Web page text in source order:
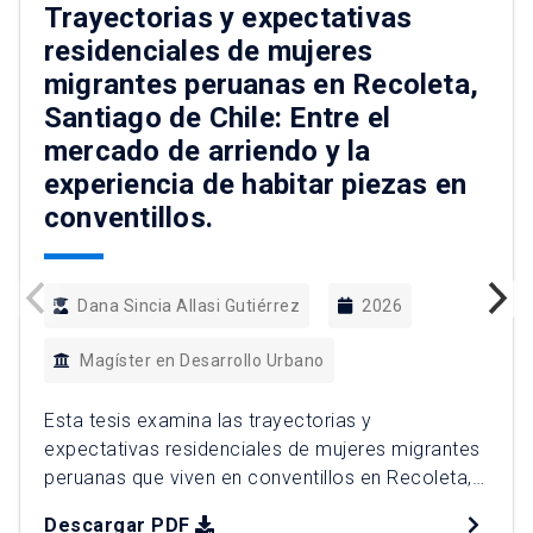
Trayectorias y expectativas
residenciales de mujeres
migrantes peruanas en Recoleta,
Santiago de Chile: Entre el
mercado de arriendo y la
experiencia de habitar piezas en
conventillos.
Dana Sincia Allasi Gutiérrez 2026
Magíster en Desarrollo Urbano
Esta tesis examina las trayectorias y
expectativas residenciales de mujeres migrantes
peruanas que viven en conventillos en Recoleta,
Descargar PDF